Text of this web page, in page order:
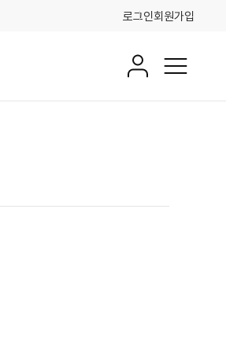
로그인회원가입
회원정보전체메뉴